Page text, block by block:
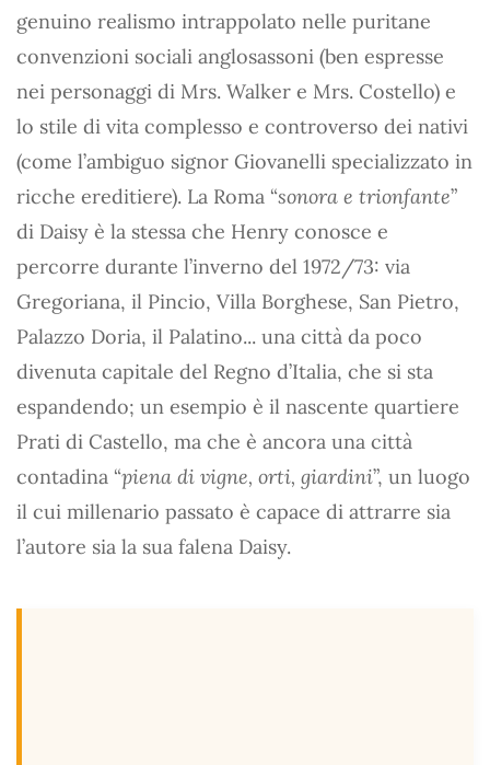
genuino realismo intrappolato nelle puritane
convenzioni sociali anglosassoni (ben espresse
nei personaggi di Mrs. Walker e Mrs. Costello) e
lo stile di vita complesso e controverso dei nativi
(come l’ambiguo signor Giovanelli specializzato in
ricche ereditiere). La Roma “sonora e trionfante”
di Daisy è la stessa che Henry conosce e
percorre durante l’inverno del 1972/73: via
Gregoriana, il Pincio, Villa Borghese, San Pietro,
Palazzo Doria, il Palatino... una città da poco
divenuta capitale del Regno d’Italia, che si sta
espandendo; un esempio è il nascente quartiere
Prati di Castello, ma che è ancora una città
contadina “piena di vigne, orti, giardini”, un luogo
il cui millenario passato è capace di attrarre sia
l’autore sia la sua falena Daisy.